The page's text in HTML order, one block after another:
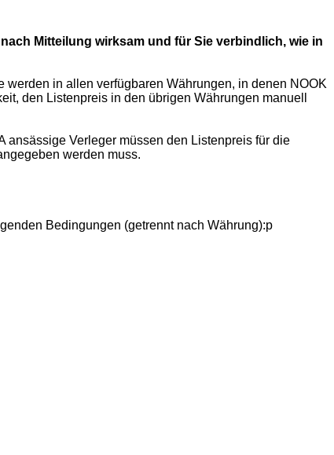
Mitteilung wirksam und für Sie verbindlich, wie in
in allen verfügbaren Währungen, in denen NOOK
den Listenpreis in den übrigen Währungen manuell
ansässige Verleger müssen den Listenpreis für die
werden muss.
Bedingungen (getrennt nach Währung):p